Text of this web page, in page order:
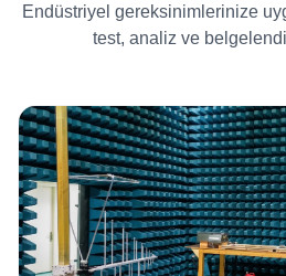
Endüstriyel gereksinimlerinize
test, analiz ve